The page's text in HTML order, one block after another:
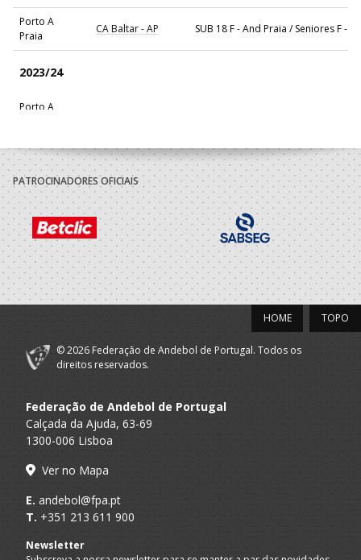
Porto A
Praia
CA Baltar - AP SUB 18 F - And Praia / Seniores F -
2023/24
Porto A
A.A. Porto
CAB CRD - Clube
Andebol Baltar -
Clube Recreativo
Desportivo e
Cultural
SUB-16 F / SUB-18 F
2022/23
Porto A
Praia
CAB CRD SUB 16 F - And Praia
A.A. Porto
Clube Recreativo
Desportivo e
SUB-16 F
2021/22
A.A. Porto
Clube Recreativo
Desportivo e
Cultural
Praia
PATROCINADORES OFICIAIS
TOPO
HOME
© 2026 Federação de Andebol de Portugal. Todos os
direitos reservados.
Federação de Andebol de Portugal
Calçada da Ajuda, 63-69
1300-006 Lisboa
Ver no Mapa
E. andebol@fpa.pt
T. +351 213 611 900
Newsletter